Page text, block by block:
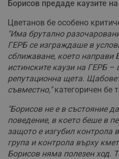
Борисов предаде каузите
Цветанов бе особено
"Има брутално
ГЕРБ се изграждаше в
сближаване, което направи
истинските каузи на ГЕРБ
репутационна щета.
съвместно,"категоричен бе
"Борисов не е в състояние
поведение, в което беше в
защото е изгубил контрола
група и контрола върху
Борисов няма полезен ход.